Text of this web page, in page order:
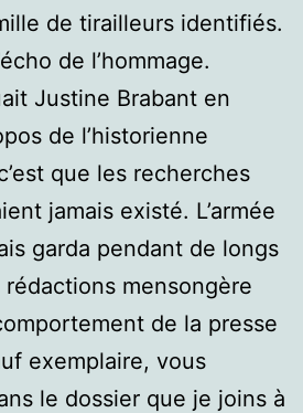
de tirailleurs identifiés.
de l’hommage.
Justine Brabant en
de l’historienne
que les recherches
jamais existé. L’armée
garda pendant de longs
mensongère
de la presse
exemplaire, vous
le dossier que je joins à